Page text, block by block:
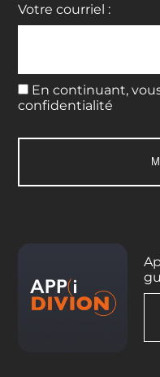
Votre courriel :
En continuant,
confidentialité